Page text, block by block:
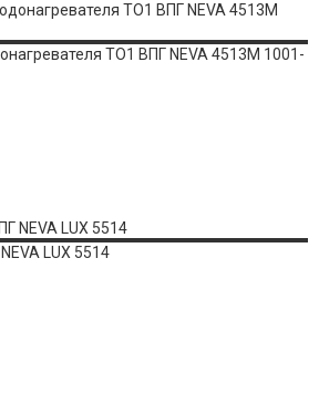
ТО1 ВПГ NEVA 4513М 1001-
LUX 5514